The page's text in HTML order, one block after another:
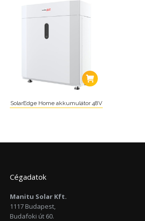
SolarEdge Home akkumulátor 48V
Cégadatok
Manitu Solar Kft.
1117 Budapest,
Budafoki út 60.